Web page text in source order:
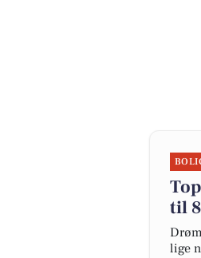
til
lige